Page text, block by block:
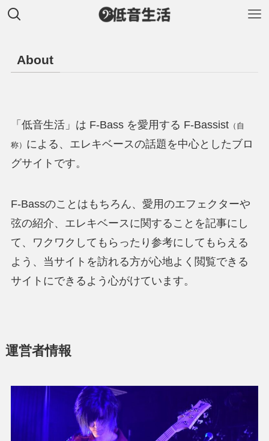
About
「低音生活」は F-Bass を愛用する F-Bassist（自
称） による、エレキベースの話題を中心としたブロ
グサイトです。
F-Bassのことはもちろん、愛用のエフェクターや
弦の紹介、エレキベースに関することを記事にし
て、ワクワクしてもらったり参考にしてもらえる
よう、当サイトを訪れる方が心地よく閲覧できる
サイトにできるよう心がけています。
運営者情報